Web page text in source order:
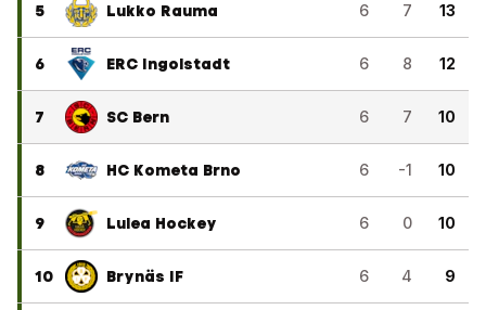
5 Lukko Rauma 6 7 13
6 ERC Ingolstadt 6 8 12
7 SC Bern 6 7 10
8 HC Kometa Brno 6 -1 10
9 Lulea Hockey 6 0 10
10 Brynäs IF 6 4 9